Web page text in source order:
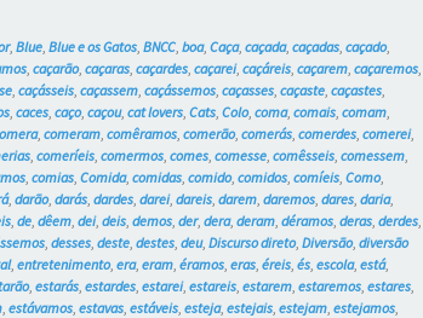
#6
,Blue ,Blue e os Gatos ,BNCC ,boa,Caça,caçada,caçadas ,caçado,
,caçarão,caçaras ,caçardes ,caçarei,caçáreis ,caçarem ,caçaremos
,caçásseis ,caçassem ,caçássemos ,caçasses ,caçaste ,caçastes
,caces ,caço,caçou,cat lovers ,Cats ,Colo,coma,comais ,comam
,comeram ,comêramos ,comerão,comerás ,comerdes ,comerei,
,comeríeis ,comermos ,comes ,comesse ,comêsseis ,comessem
,comias ,Comida,comidas ,comido,comidos ,comíeis ,Como,
,darão,darás ,dardes ,darei,dareis ,darem ,daremos ,dares ,daria,
,de ,dêem ,dei,deis ,demos ,der,dera,deram ,déramos ,deras ,derdes
,desses ,deste ,destes ,deu,Discurso direto,Diversão,diversão
,entretenimento,era,eram ,éramos ,eras ,éreis ,és ,escola,está,
,estarás ,estardes ,estarei,estareis ,estarem ,estaremos ,estares
,estávamos ,estavas ,estáveis ,esteja,estejais ,estejam ,estejamos